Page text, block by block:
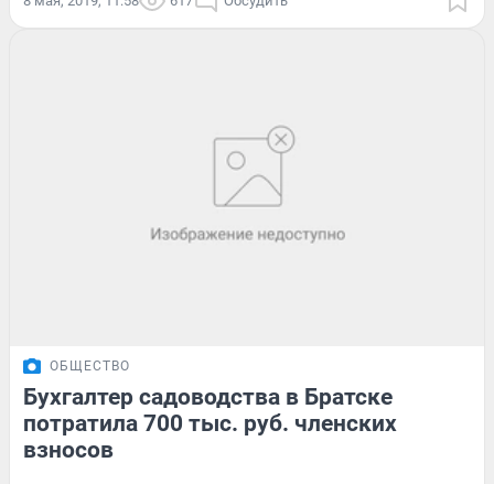
ОБЩЕСТВО
Бухгалтер садоводства в Братске
потратила 700 тыс. руб. членских
взносов